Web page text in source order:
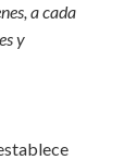
a cada
y